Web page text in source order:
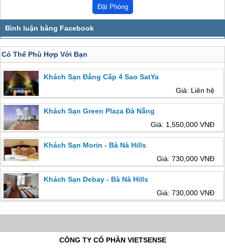
Có Thể Phù Hợp Với Bạn
Khách Sạn Đẳng Cấp 4 Sao SatYa
Giá: Liên hệ
Khách Sạn Green Plaza Đà Nẵng
Giá: 1,550,000 VNĐ
Khách Sạn Morin - Bà Nà Hills
Giá: 730,000 VNĐ
Khách Sạn Debay - Bà Nà Hills
Giá: 730,000 VNĐ
CÔNG TY CỔ PHẦN VIETSENSE